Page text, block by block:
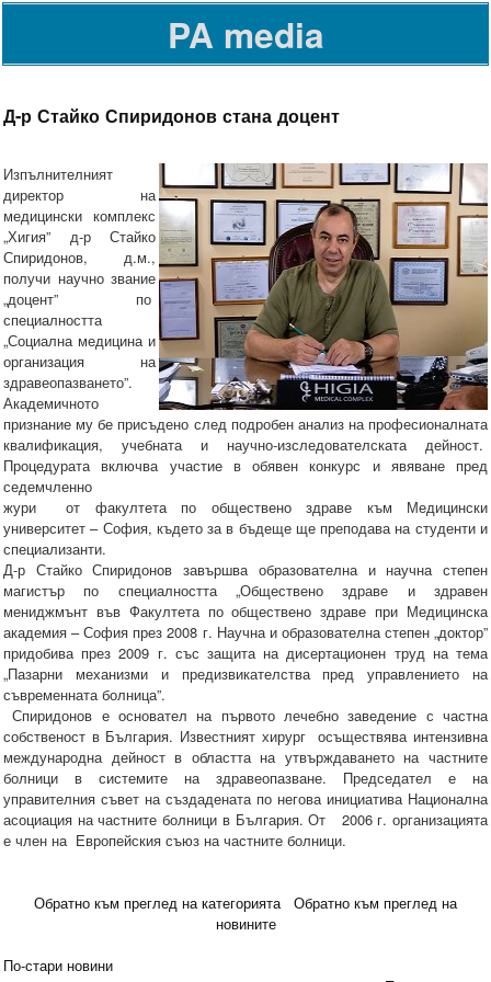
PA media
Д-р Стайко Спиридонов стана доцент
Изпълнителният
директор на
медицински комплекс
„Хигия” д-р Стайко
Спиридонов, д.м.,
получи научно звание
„доцент” по
специалността
„Социална медицина и
организация на
здравеопазването”.
Академичното
признание му бе присъдено след подробен анализ на професионалната
квалификация, учебната и научно-изследователската дейност.
Процедурата включва участие в обявен конкурс и явяване пред
седемчленно
жури от факултета по обществено здраве към Медицински
университет – София, където за в бъдеще ще преподава на студенти и
специализанти.
Д-р Стайко Спиридонов завършва образователна и научна степен
магистър по специалността „Обществено здраве и здравен
мениджмънт във Факултета по обществено здраве при Медицинска
академия – София през 2008 г. Научна и образователна степен „доктор”
придобива през 2009 г. със защита на дисертационен труд на тема
„Пазарни механизми и предизвикателства пред управлението на
съвременната болница”.
Спиридонов е основател на първото лечебно заведение с частна
собственост в България. Известният хирург осъществява интензивна
международна дейност в областта на утвърждаването на частните
болници в системите на здравеопазване. Председател е на
управителния съвет на създадената по негова инициатива Национална
асоциация на частните болници в България. От 2006 г. организацията
е член на Европейския съюз на частните болници.
Обратно към преглед на категорията
Обратно към преглед на
новините
По-стари новини